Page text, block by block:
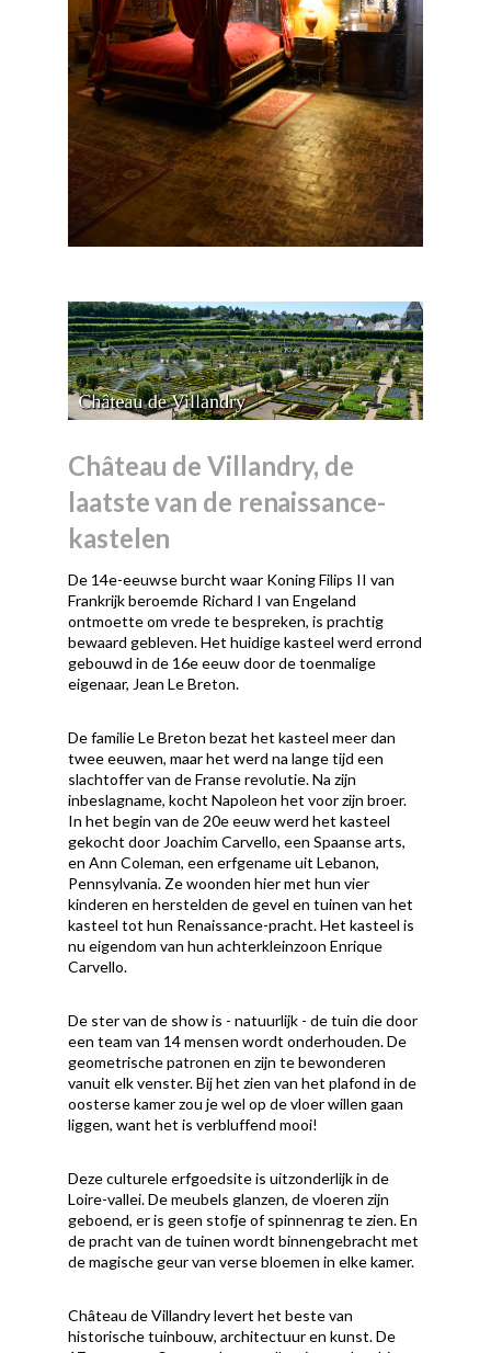
Château de Villandry, de
laatste van de renaissance-
kastelen
De 14e-eeuwse burcht waar Koning Filips II van
Frankrijk beroemde Richard I van Engeland
ontmoette om vrede te bespreken, is prachtig
bewaard gebleven. Het huidige kasteel werd errond
gebouwd in de 16e eeuw door de toenmalige
eigenaar, Jean Le Breton.
De familie Le Breton bezat het kasteel meer dan
twee eeuwen, maar het werd na lange tijd een
slachtoffer van de Franse revolutie. Na zijn
inbeslagname, kocht Napoleon het voor zijn broer.
In het begin van de 20e eeuw werd het kasteel
gekocht door Joachim Carvello, een Spaanse arts,
en Ann Coleman, een erfgename uit Lebanon,
Pennsylvania. Ze woonden hier met hun vier
kinderen en herstelden de gevel en tuinen van het
kasteel tot hun Renaissance-pracht. Het kasteel is
nu eigendom van hun achterkleinzoon Enrique
Carvello.
De ster van de show is - natuurlijk - de tuin die door
een team van 14 mensen wordt onderhouden. De
geometrische patronen en zijn te bewonderen
vanuit elk venster. Bij het zien van het plafond in de
oosterse kamer zou je wel op de vloer willen gaan
liggen, want het is verbluffend mooi!
Deze culturele erfgoedsite is uitzonderlijk in de
Loire-vallei. De meubels glanzen, de vloeren zijn
geboend, er is geen stofje of spinnenrag te zien. En
de pracht van de tuinen wordt binnengebracht met
de magische geur van verse bloemen in elke kamer.
Château de Villandry levert het beste van
historische tuinbouw, architectuur en kunst. De